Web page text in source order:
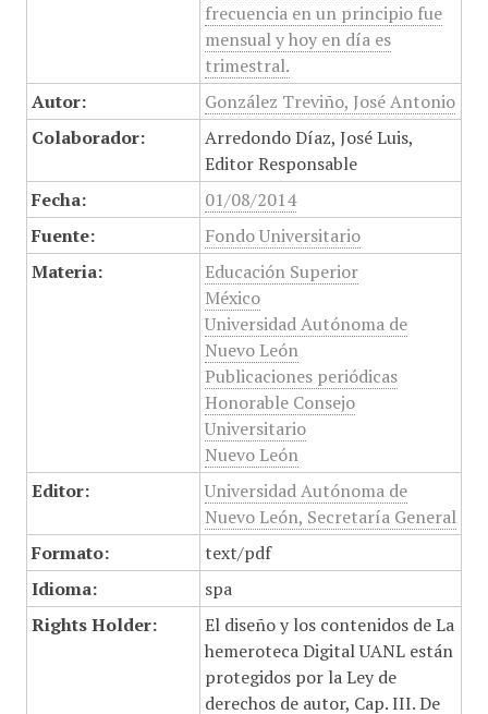
frecuencia en un principio fue
mensual y hoy en día es
trimestral.
Autor:
González Treviño, José Antonio
Colaborador:
Arredondo Díaz, José Luis,
Editor Responsable
Fecha:
01/08/2014
Fuente:
Fondo Universitario
Materia:
Educación Superior
México
Universidad Autónoma de
Nuevo León
Publicaciones periódicas
Honorable Consejo
Universitario
Nuevo León
Editor:
Universidad Autónoma de
Nuevo León, Secretaría General
Formato:
text/pdf
Idioma:
spa
Rights Holder:
El diseño y los contenidos de La
hemeroteca Digital UANL están
protegidos por la Ley de
derechos de autor, Cap. III. De